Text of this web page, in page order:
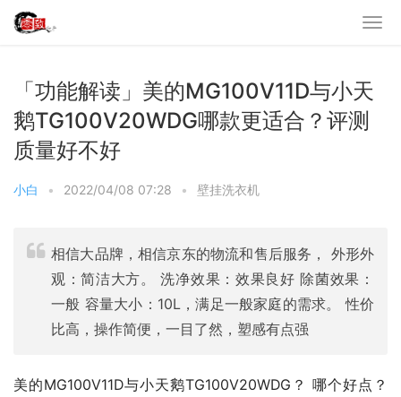
「功能解读」美的MG100V11D与小天
鹅TG100V20WDG哪款更适合？评测
质量好不好
小白 • 2022/04/08 07:28 • 壁挂洗衣机
相信大品牌，相信京东的物流和售后服务， 外形外
观：简洁大方。 洗净效果：效果良好 除菌效果：
一般 容量大小：10L，满足一般家庭的需求。 性价
比高，操作简便，一目了然，塑感有点强
美的MG100V11D与小天鹅TG100V20WDG？ 哪个好点？